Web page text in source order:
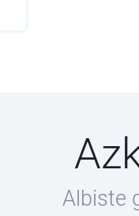
Albiste